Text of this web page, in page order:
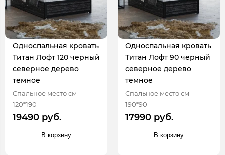
Односпальная кровать
Титан Лофт 120 черный
северное дерево
темное
Спальное место см
120*190
19490 руб.
В корзину
Односпальная кровать
Титан Лофт 90 черный
северное дерево
темное
Спальное место см
190*90
17990 руб.
В корзину